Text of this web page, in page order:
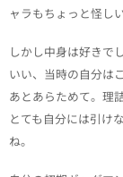
ャラもちょっと怪しい
しかし中身は好きで
いい、当時の自分は
あとあらためて。理
とても自分には引け
ね。